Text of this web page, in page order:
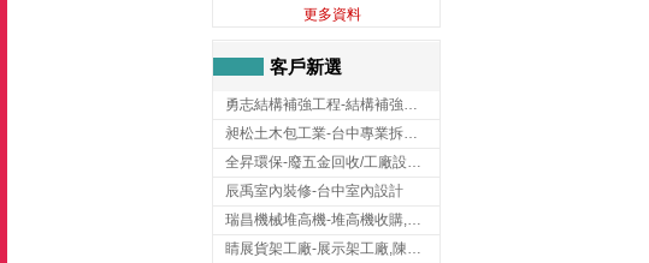
更多資料
客戶新選
勇志結構補強工程-結構補強工程 ,桃園結構補強工程,龍潭結構補強工程
昶松土木包工業-台中專業拆除工程/挖土機出租
全昇環保-廢五金回收/工廠設備收購/機械設備回收/高價收購廠房設備
辰禹室內裝修-台中室內設計
瑞昌機械堆高機-堆高機收購,新北市堆高機,桃園堆高機
睛展貨架工廠-展示架工廠,陳列架,台中展示架工廠